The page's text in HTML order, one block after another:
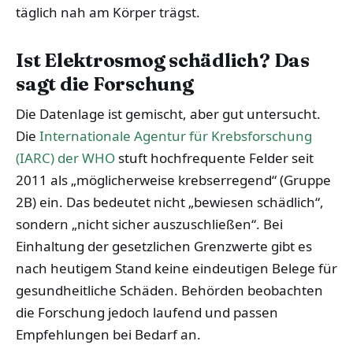
täglich nah am Körper trägst.
Ist Elektrosmog schädlich? Das
sagt die Forschung
Die Datenlage ist gemischt, aber gut untersucht.
Die Internationale Agentur für Krebsforschung
(IARC) der WHO stuft hochfrequente Felder seit
2011 als „möglicherweise krebserregend“ (Gruppe
2B) ein. Das bedeutet nicht „bewiesen schädlich“,
sondern „nicht sicher auszuschließen“. Bei
Einhaltung der gesetzlichen Grenzwerte gibt es
nach heutigem Stand keine eindeutigen Belege für
gesundheitliche Schäden. Behörden beobachten
die Forschung jedoch laufend und passen
Empfehlungen bei Bedarf an.